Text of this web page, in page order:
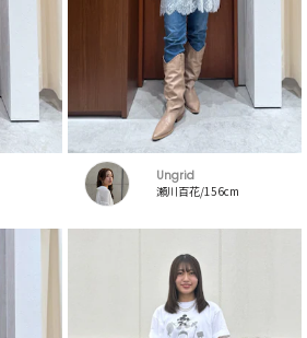
Ungrid
瀬川百花/156cm